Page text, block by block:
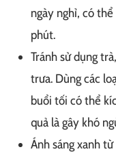
ngày nghỉ, có
phút.
Tránh sử dụng
trưa. Dùng các
buổi tối có thể
quả là gây khó
Ánh sáng xanh